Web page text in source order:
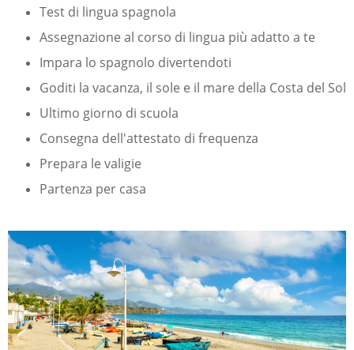
Test di lingua spagnola
Assegnazione al corso di lingua più adatto a te
Impara lo spagnolo divertendoti
Goditi la vacanza, il sole e il mare della Costa del Sol
Ultimo giorno di scuola
Consegna dell'attestato di frequenza
Prepara le valigie
Partenza per casa